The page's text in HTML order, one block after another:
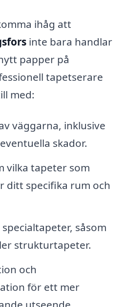
ihåg att
inte bara handlar
papper på
tapetserare
med:
väggarna, inklusive
skador.
vilka tapeter som
ditt specifika rum och
såsom
strukturtapeter.
och
för ett mer